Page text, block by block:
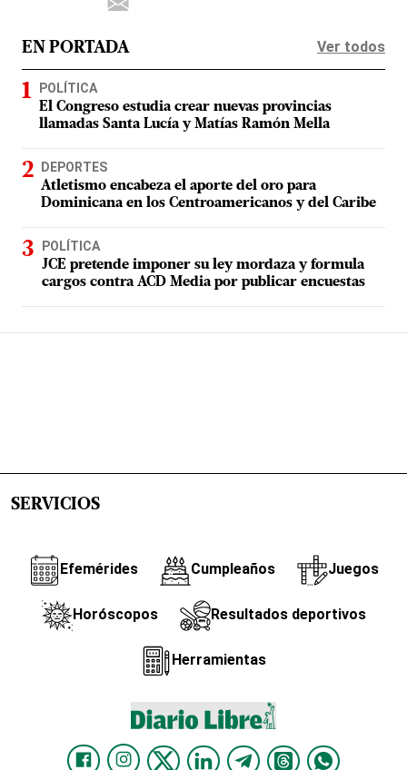
EN PORTADA Ver todos
POLÍTICA
El Congreso estudia crear nuevas provincias
llamadas Santa Lucía y Matías Ramón Mella
DEPORTES
Atletismo encabeza el aporte del oro para
Dominicana en los Centroamericanos y del Caribe
POLÍTICA
JCE pretende imponer su ley mordaza y formula
cargos contra ACD Media por publicar encuestas
SERVICIOS
Efemérides Cumpleaños Juegos
Horóscopos Resultados deportivos
Herramientas